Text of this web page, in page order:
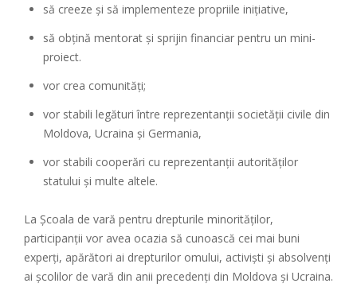
să creeze și să implementeze propriile inițiative,
să obțină mentorat și sprijin financiar pentru un mini-
proiect.
vor crea comunități;
vor stabili legături între reprezentanții societății civile din
Moldova, Ucraina și Germania,
vor stabili cooperări cu reprezentanții autorităților
statului și multe altele.
La Școala de vară pentru drepturile minorităților,
participanții vor avea ocazia să cunoască cei mai buni
experți, apărători ai drepturilor omului, activiști și absolvenți
ai școlilor de vară din anii precedenți din Moldova și Ucraina.